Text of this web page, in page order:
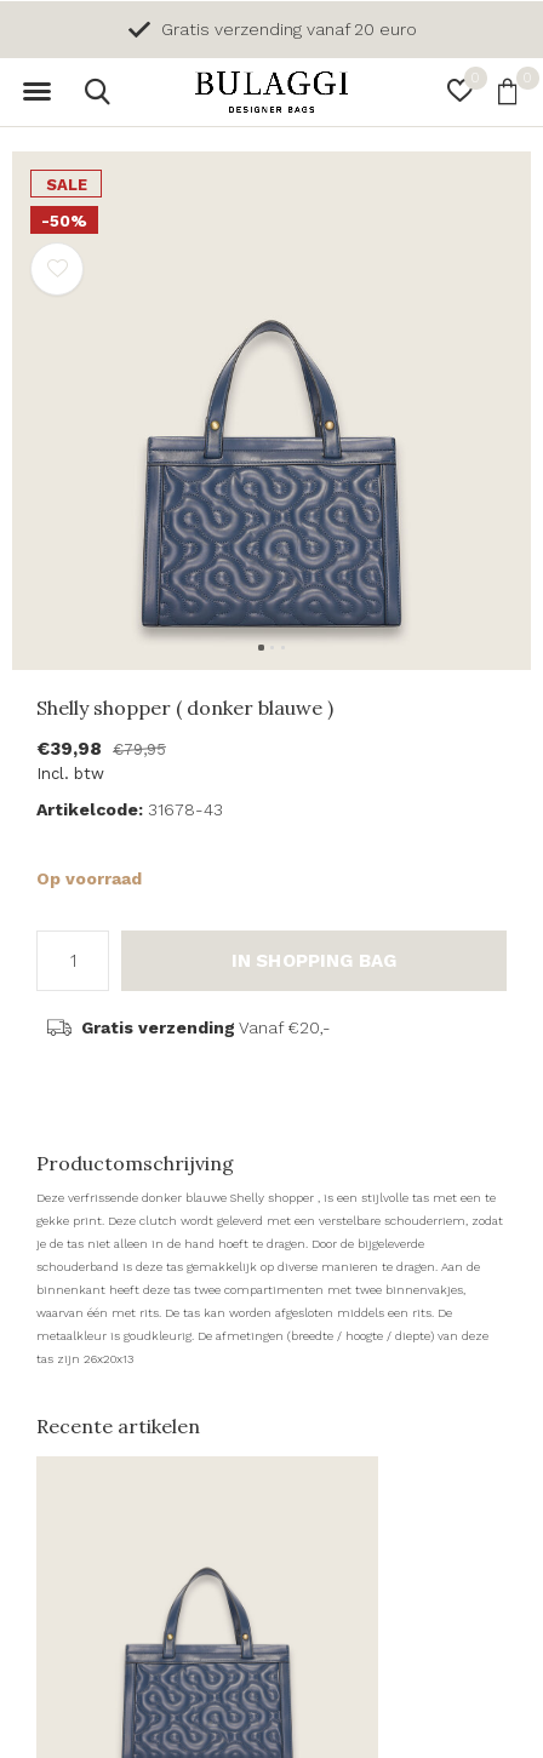
0 0
Gratis verzending vanaf 20 euro
SALE
-50%
Shelly shopper ( donker blauwe )
€39,98
€79,95
Incl. btw
Artikelcode: 31678-43
Op voorraad
IN SHOPPING BAG
Gratis verzending Vanaf €20,-
Productomschrijving
Deze verfrissende donker blauwe Shelly shopper , is een stijlvolle tas met een te
gekke print. Deze clutch wordt geleverd met een verstelbare schouderriem, zodat
je de tas niet alleen in de hand hoeft te dragen. Door de bijgeleverde
schouderband is deze tas gemakkelijk op diverse manieren te dragen. Aan de
binnenkant heeft deze tas twee compartimenten met twee binnenvakjes,
waarvan één met rits. De tas kan worden afgesloten middels een rits. De
metaalkleur is goudkleurig. De afmetingen (breedte / hoogte / diepte) van deze
tas zijn 26x20x13
Recente artikelen